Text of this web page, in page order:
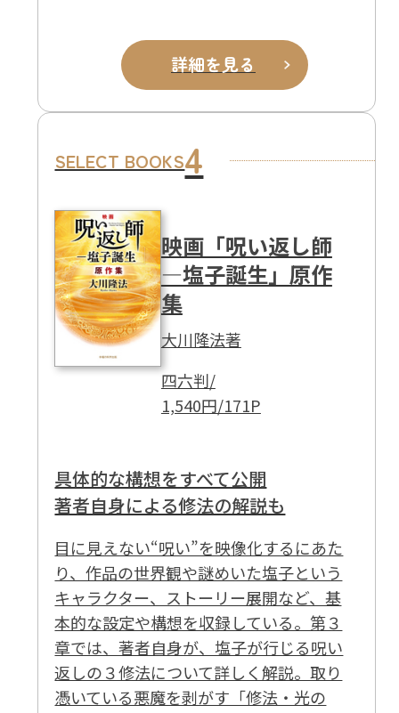
詳細を見る
SELECT BOOKS4
映画「呪い返し師
―塩子誕生」原作
集
大川隆法著
四六判/
1,540円/171P
具体的な構想をすべて公開
著者自身による修法の解説も
目に見えない“呪い”を映像化するにあた
り、作品の世界観や謎めいた塩子という
キャラクター、ストーリー展開など、基
本的な設定や構想を収録している。第３
章では、著者自身が、塩子が行じる呪い
返しの３修法について詳しく解説。取り
憑いている悪魔を剥がす「修法・光の